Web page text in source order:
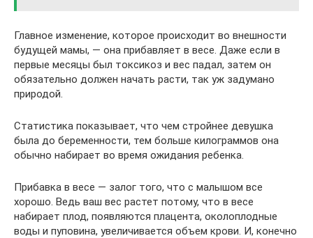
Главное изменение, которое происходит во внешности
будущей мамы, — она прибавляет в весе. Даже если в
первые месяцы был токсикоз и вес падал, затем он
обязательно должен начать расти, так уж задумано
природой.
Статистика показывает, что чем стройнее девушка
была до беременности, тем больше килограммов она
обычно набирает во время ожидания ребенка.
Прибавка в весе — залог того, что с малышом все
хорошо. Ведь ваш вес растет потому, что в весе
набирает плод, появляются плацента, околоплодные
воды и пуповина, увеличивается объем крови. И, конечно